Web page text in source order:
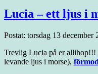
Lucia – ett ljus i
Postat: torsdag 13
Trevlig Lucia på er allihop!!!
levande ljus i morse),